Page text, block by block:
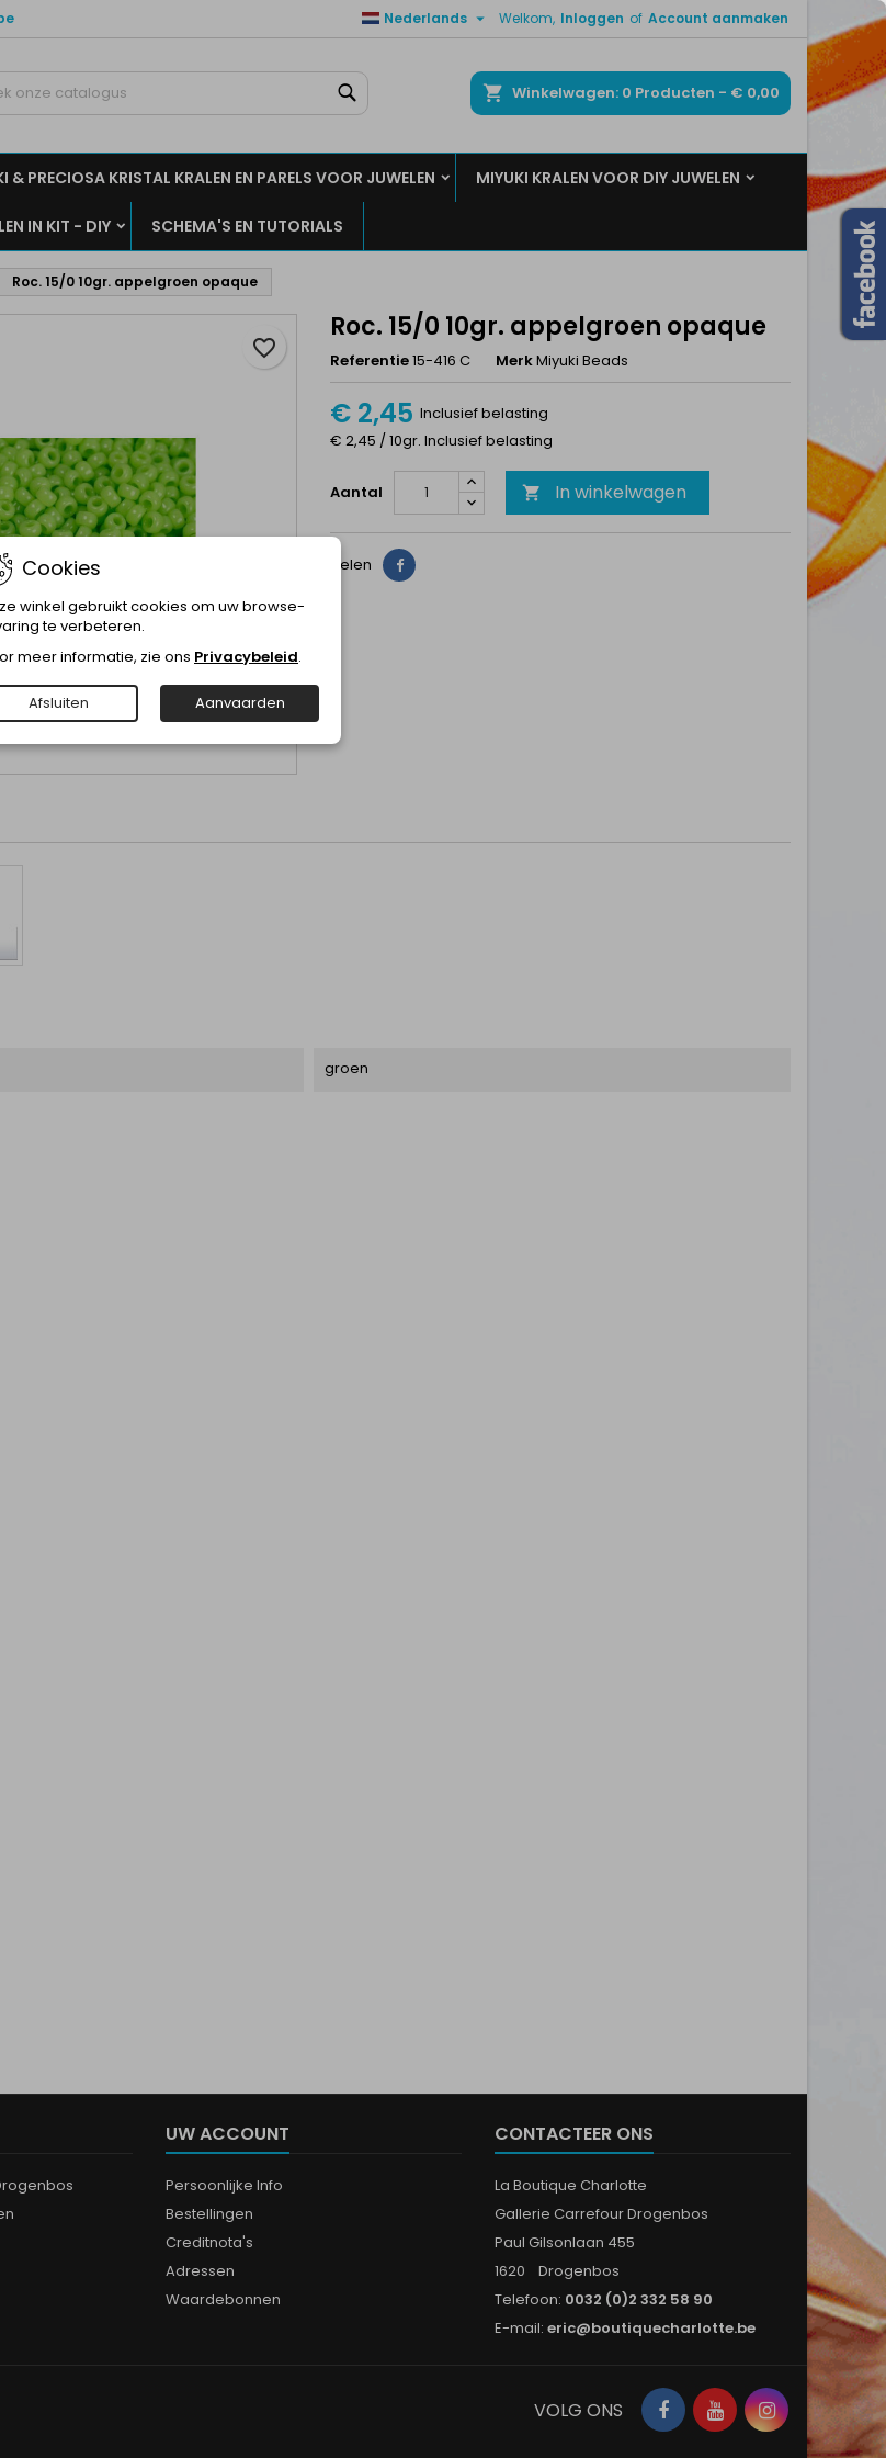
Welkom, Inloggen of Account aanmaken
Nederlands 
Winkelwagen 0 Producten - € 0,00
& PRECIOSA KRISTAL KRALEN EN PARELS VOOR JUWELEN MIYUKI KRALEN VOOR DIY JUWELEN
IN KIT - DIY SCHEMA'S EN TUTORIALS
Roc. 15/0 10gr. appelgroen opaque
Roc. 15/0 10gr. appelgroen opaque
Referentie15-416 C MerkMiyuki Beads
€ 2,45 Inclusief belasting
€ 2,45 / 10gr. Inclusief belasting
Aantal  In winkelwagen
favorite_border
Delen Delen
groen
UW ACCOUNT
Persoonlijke Info
Bestellingen
Creditnota's
Adressen
Waardebonnen
CONTACTEER ONS
La Boutique Charlotte
Gallerie Carrefour Drogenbos
Paul Gilsonlaan 455
1620 Drogenbos
Telefoon: 0032 (0)2 332 58 90
E-mail: eric@boutiquecharlotte.be
verlanglijst
zijn om producten in uw verlanglijst op te slaan.
Annuleren Inloggen
Cookies
winkel gebruikt cookies om uw browse-
te verbeteren.
meer informatie, zie ons Privacybeleid.
Afsluiten Aanvaarden
Facebook
YouTubeInstagram
VOLG ONS